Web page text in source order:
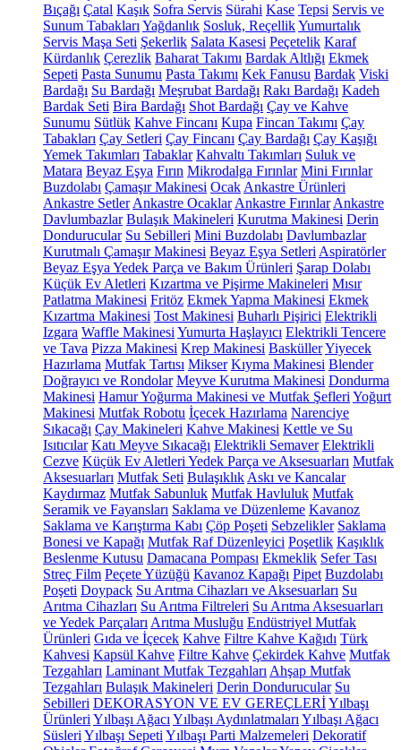
Bıçağı Çatal Kaşık Sofra Servis Sürahi Kase Tepsi Servis ve
Sunum Tabakları Yağdanlık Sosluk, ReçellikYumurtalık
Servis Maşa Seti Şekerlik Salata Kasesi Peçetelik Karaf
Kürdanlık Çerezlik Baharat Takımı Bardak Altlığı Ekmek
Sepeti Pasta Sunumu Pasta Takımı Kek Fanusu Bardak Viski
Bardağı Su Bardağı Meşrubat Bardağı Rakı Bardağı Kadeh
Bardak Seti Bira Bardağı Shot Bardağı Çay ve Kahve
Sunumu Sütlük Kahve Fincanı Kupa Fincan Takımı Çay
Tabakları Çay Setleri Çay Fincanı Çay Bardağı Çay Kaşığı
Yemek Takımları Tabaklar Kahvaltı Takımları Suluk ve
Matara Beyaz Eşya Fırın Mikrodalga Fırınlar Mini Fırınlar
Buzdolabı Çamaşır Makinesi Ocak Ankastre Ürünleri
Ankastre Setler Ankastre Ocaklar Ankastre Fırınlar Ankastre
Davlumbazlar Bulaşık Makineleri Kurutma Makinesi Derin
Dondurucular Su Sebilleri Mini Buzdolabı Davlumbazlar
Kurutmalı Çamaşır Makinesi Beyaz Eşya Setleri Aspiratörler
Beyaz Eşya Yedek Parça ve Bakım Ürünleri Şarap Dolabı
Küçük Ev Aletleri Kızartma ve Pişirme Makineleri Mısır
Patlatma Makinesi Fritöz Ekmek Yapma Makinesi Ekmek
Kızartma Makinesi Tost Makinesi Buharlı Pişirici Elektrikli
Izgara Waffle Makinesi Yumurta Haşlayıcı Elektrikli Tencere
ve Tava Pizza Makinesi Krep Makinesi BasküllerYiyecek
Hazırlama Mutfak Tartısı Mikser Kıyma Makinesi Blender
Doğrayıcı ve Rondolar Meyve Kurutma Makinesi Dondurma
Makinesi Hamur Yoğurma Makinesi ve Mutfak Şefleri Yoğurt
Makinesi Mutfak Robotu İçecek Hazırlama Narenciye
Sıkacağı Çay Makineleri Kahve Makinesi Kettle ve Su
Isıtıcılar Katı Meyve Sıkacağı Elektrikli Semaver Elektrikli
Cezve Küçük Ev Aletleri Yedek Parça ve Aksesuarları Mutfak
Aksesuarları Mutfak Seti Bulaşıklık Askı ve Kancalar
Kaydırmaz Mutfak Sabunluk Mutfak Havluluk Mutfak
Seramik ve Fayansları Saklama ve Düzenleme Kavanoz
Saklama ve Karıştırma Kabı Çöp Poşeti Sebzelikler Saklama
Bonesi ve Kapağı Mutfak Raf Düzenleyici Poşetlik Kaşıklık
Beslenme Kutusu Damacana Pompası Ekmeklik Sefer Tası
Streç Film Peçete Yüzüğü Kavanoz Kapağı Pipet Buzdolabı
Poşeti Doypack Su Arıtma Cihazları ve Aksesuarları Su
Arıtma Cihazları Su Arıtma Filtreleri Su Arıtma Aksesuarları
ve Yedek Parçaları Arıtma Musluğu Endüstriyel Mutfak
Ürünleri Gıda ve İçecek Kahve Filtre Kahve Kağıdı Türk
Kahvesi Kapsül Kahve Filtre Kahve Çekirdek Kahve Mutfak
Tezgahları Laminant Mutfak Tezgahları Ahşap Mutfak
Tezgahları Bulaşık Makineleri Derin Dondurucular Su
Sebilleri DEKORASYON VE EV GEREÇLERİYılbaşı
Ürünleri Yılbaşı Ağacı Yılbaşı Aydınlatmaları Yılbaşı Ağacı
Süsleri Yılbaşı Sepeti Yılbaşı Parti Malzemeleri Dekoratif